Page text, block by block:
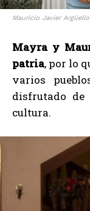
Mauricio Javier
Mayra y
patria, por lo
varios
disfrutado
cultura.